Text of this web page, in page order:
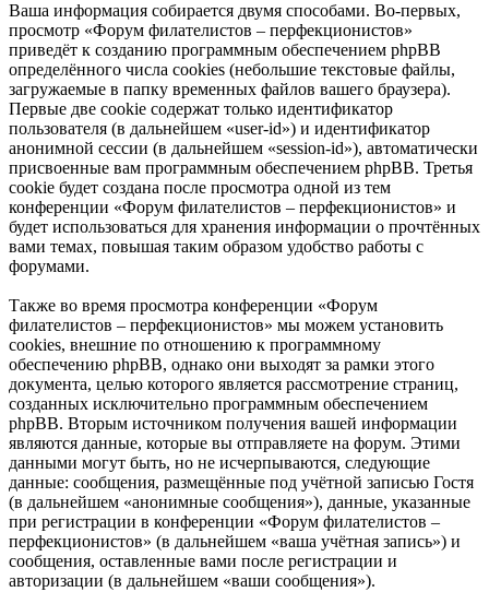
Ваша информация собирается двумя способами. Во-первых,
просмотр «Форум филателистов – перфекционистов»
приведёт к созданию программным обеспечением phpBB
определённого числа cookies (небольшие текстовые файлы,
загружаемые в папку временных файлов вашего браузера).
Первые две cookie содержат только идентификатор
пользователя (в дальнейшем «user-id») и идентификатор
анонимной сессии (в дальнейшем «session-id»), автоматически
присвоенные вам программным обеспечением phpBB. Третья
cookie будет создана после просмотра одной из тем
конференции «Форум филателистов – перфекционистов» и
будет использоваться для хранения информации о прочтённых
вами темах, повышая таким образом удобство работы с
форумами.
Также во время просмотра конференции «Форум
филателистов – перфекционистов» мы можем установить
cookies, внешние по отношению к программному
обеспечению phpBB, однако они выходят за рамки этого
документа, целью которого является рассмотрение страниц,
созданных исключительно программным обеспечением
phpBB. Вторым источником получения вашей информации
являются данные, которые вы отправляете на форум. Этими
данными могут быть, но не исчерпываются, следующие
данные: сообщения, размещённые под учётной записью Гостя
(в дальнейшем «анонимные сообщения»), данные, указанные
при регистрации в конференции «Форум филателистов –
перфекционистов» (в дальнейшем «ваша учётная запись») и
сообщения, оставленные вами после регистрации и
авторизации (в дальнейшем «ваши сообщения»).